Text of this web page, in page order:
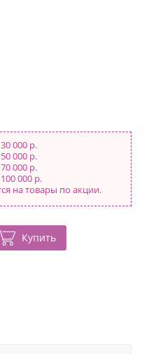
000 р.
000 р.
000 р.
000 р.
на товары по акции.
Купить